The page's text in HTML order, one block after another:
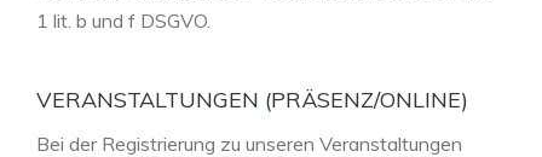
1 lit. b und f DSGVO.
VERANSTALTUNGEN (PRÄSENZ/ONLINE)
Bei der Registrierung zu unseren Veranstaltungen